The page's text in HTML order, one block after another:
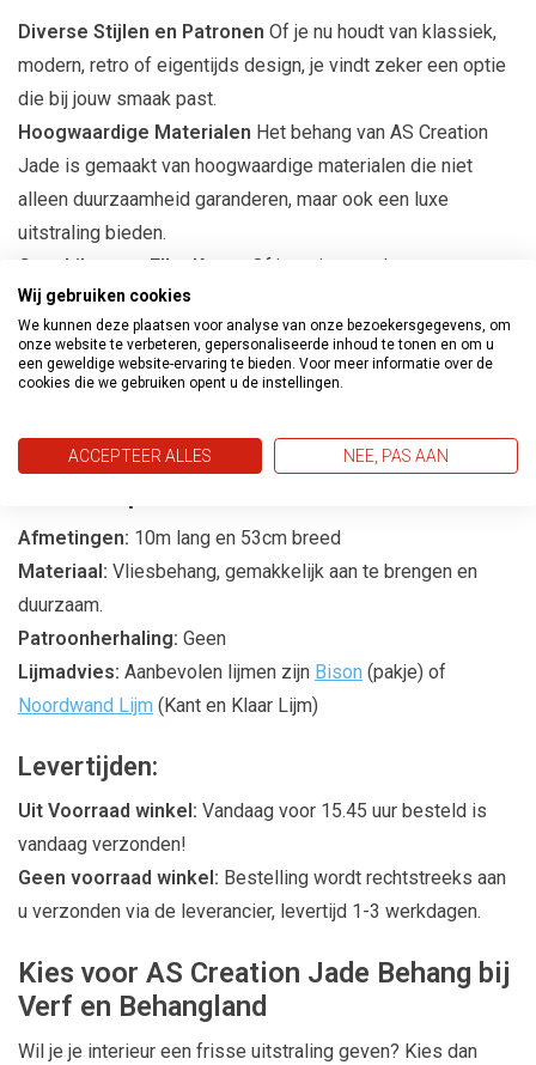
Diverse Stijlen en Patronen Of je nu houdt van klassiek,
modern, retro of eigentijds design, je vindt zeker een optie
die bij jouw smaak past.
Hoogwaardige Materialen Het behang van AS Creation
Jade is gemaakt van hoogwaardige materialen die niet
alleen duurzaamheid garanderen, maar ook een luxe
uitstraling bieden.
Geschikt voor Elke Kamer
Of je nu je woonkamer,
slaapkamer, keuken of zelfs een accentmuur wilt decoreren,
dit behang past perfect bij elke ruimte.
Eenvoudige ToepassingHet behang is eenvoudig aan te
ervaren als beginnende interieurontwerpers.
Afmetingen: 10m lang en 53cm breed
Materiaal: Vliesbehang, gemakkelijk aan te brengen en
duurzaam.
Patroonherhaling: Geen
Lijmadvies: Aanbevolen lijmen zijn Bison (pakje) of
Noordwand Lijm (Kant en Klaar Lijm)
Levertijden:
Uit Voorraad winkel: Vandaag voor 15.45 uur besteld is
vandaag verzonden!
Geen voorraad winkel: Bestelling wordt rechtstreeks aan
u verzonden via de leverancier, levertijd 1-3 werkdagen.
Kies voor AS Creation Jade Behang bij
Verf en Behangland
Wil je je interieur een frisse uitstraling geven? Kies dan
Wij gebruiken cookies
We kunnen deze plaatsen voor analyse van onze bezoekersgegevens, om
onze website te verbeteren, gepersonaliseerde inhoud te tonen en om u
een geweldige website-ervaring te bieden. Voor meer informatie over de
cookies die we gebruiken opent u de instellingen.
ACCEPTEER ALLES NEE, PAS AAN